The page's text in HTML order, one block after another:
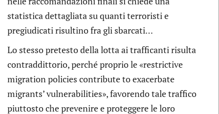
statistica dettagliata su quanti terroristi e
pregiudicati risultino fra gli sbarcati…
Lo stesso pretesto della lotta ai trafficanti risulta
contraddittorio, perché proprio le «restrictive
migration policies contribute to exacerbate
migrants’ vulnerabilities», favorendo tale traffico
piuttosto che prevenire e proteggere le loro